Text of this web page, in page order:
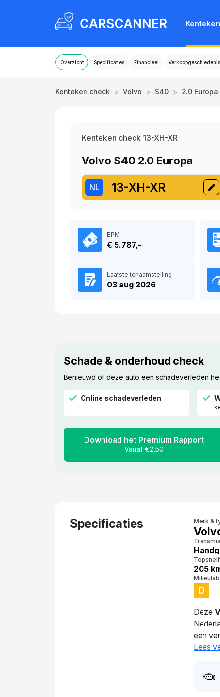
Overzicht Specificaties Financieel Verkoopgeschiedenis
Kenteken check > Volvo > S40 > 2.0 Europa
Kenteken check 13-XH-XR
Volvo S40 2.0 Europa
NL 13-XH-XR
BPM
€ 5.787,-
Laatste tenaamstelling
03 aug 2026
Schade & onderhoud check
Benieuwd of deze auto een schadeverleden
Online schadeverleden
Download het Premium Rapport
Vanaf €2,50
Specificaties Merk &
205
D
Deze
een
Lees